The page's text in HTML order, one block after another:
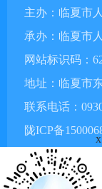
主办：临夏市
承办：临夏市
网站标识码：
地址：临夏市
联系电话：
陇ICP备
甘公网安备
x